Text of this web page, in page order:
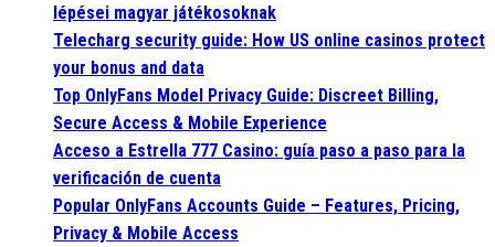
lépései magyar játékosoknak
Telecharg security guide: How US online casinos protect
your bonus and data
Top OnlyFans Model Privacy Guide: Discreet Billing,
Secure Access & Mobile Experience
Acceso a Estrella 777 Casino: guía paso a paso para la
verificación de cuenta
Popular OnlyFans Accounts Guide – Features, Pricing,
Privacy & Mobile Access